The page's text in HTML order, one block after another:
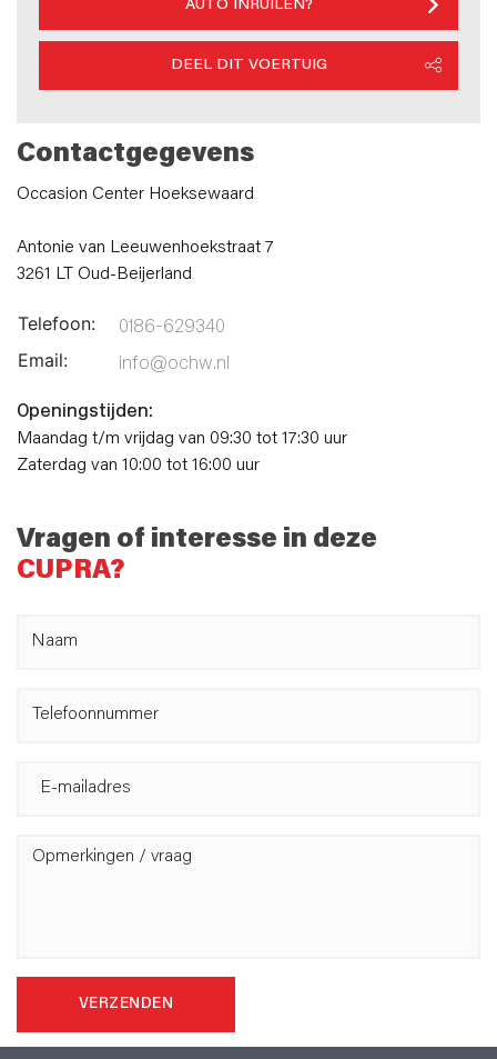
AUTO INRUILEN?
DEEL DIT VOERTUIG
Contactgegevens
Occasion Center Hoeksewaard
Antonie van Leeuwenhoekstraat 7
3261 LT Oud-Beijerland
Telefoon: 0186-629340
Email: info@ochw.nl
Openingstijden:
Maandag t/m vrijdag van 09:30 tot 17:30 uur
Zaterdag van 10:00 tot 16:00 uur
Vragen of interesse in deze
CUPRA?
VERZENDEN